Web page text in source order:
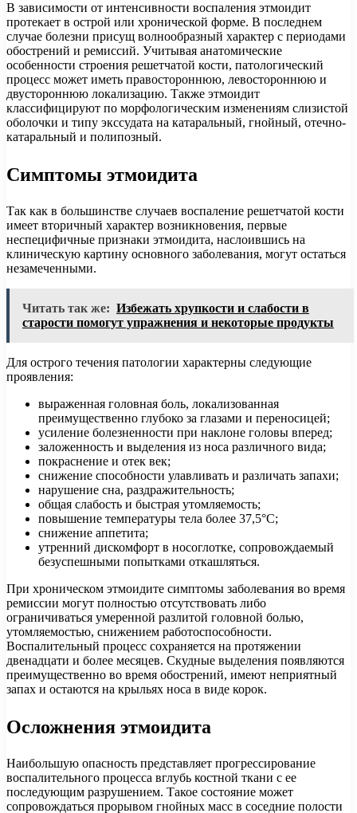
В зависимости от интенсивности воспаления этмоидит
протекает в острой или хронической форме. В последнем
случае болезни присущ волнообразный характер с периодами
обострений и ремиссий. Учитывая анатомические
особенности строения решетчатой кости, патологический
процесс может иметь правостороннюю, левостороннюю и
двустороннюю локализацию. Также этмоидит
классифицируют по морфологическим изменениям слизистой
оболочки и типу экссудата на катаральный, гнойный, отечно-
катаральный и полипозный.
Симптомы этмоидита
Так как в большинстве случаев воспаление решетчатой кости
имеет вторичный характер возникновения, первые
неспецифичные признаки этмоидита, наслоившись на
клиническую картину основного заболевания, могут остаться
незамеченными.
Читать так же: Избежать хрупкости и слабости в
старости помогут упражнения и некоторые продукты
Для острого течения патологии характерны следующие
проявления:
выраженная головная боль, локализованная
преимущественно глубоко за глазами и переносицей;
усиление болезненности при наклоне головы вперед;
заложенность и выделения из носа различного вида;
покраснение и отек век;
снижение способности улавливать и различать запахи;
нарушение сна, раздражительность;
общая слабость и быстрая утомляемость;
повышение температуры тела более 37,5°С;
снижение аппетита;
утренний дискомфорт в носоглотке, сопровождаемый
безуспешными попытками откашляться.
При хроническом этмоидите симптомы заболевания во время
ремиссии могут полностью отсутствовать либо
ограничиваться умеренной разлитой головной болью,
утомляемостью, снижением работоспособности.
Воспалительный процесс сохраняется на протяжении
двенадцати и более месяцев. Скудные выделения появляются
преимущественно во время обострений, имеют неприятный
запах и остаются на крыльях носа в виде корок.
Осложнения этмоидита
Наибольшую опасность представляет прогрессирование
воспалительного процесса вглубь костной ткани с ее
последующим разрушением. Такое состояние может
сопровождаться прорывом гнойных масс в соседние полости